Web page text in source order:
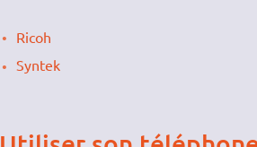
Ricoh
Syntek